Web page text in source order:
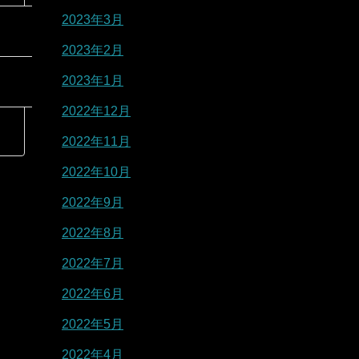
2023年3月
2023年2月
2023年1月
2022年12月
2022年11月
2022年10月
2022年9月
2022年8月
2022年7月
2022年6月
2022年5月
2022年4月